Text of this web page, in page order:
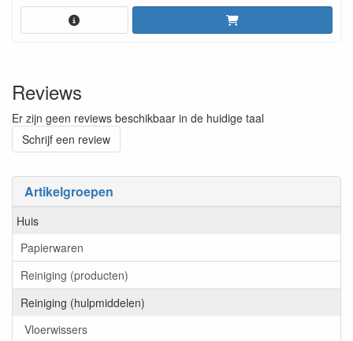
Artikelgroepen
Huis
Papierwaren
Reiniging (producten)
Reiniging (hulpmiddelen)
Vloerwissers
Reviews
Er zijn geen reviews beschikbaar in de huidige taal
Schrijf een review